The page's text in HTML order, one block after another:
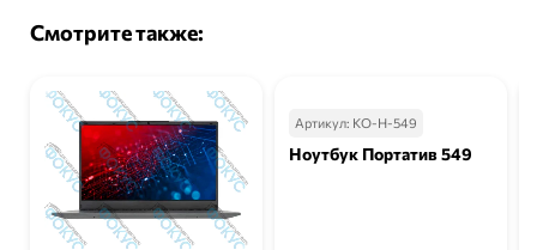
Смотрите также:
Артикул: КО-Н-549
Ноутбук Портатив 549